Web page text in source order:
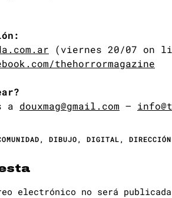
(viernes 20/07 on
thehorrormagazine
a douxmag@gmail.com –
, DIBUJO, DIGITAL,
electrónico no será